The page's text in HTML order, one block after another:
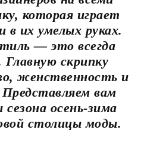
которая играет
в их умелых руках.
— это всегда
Главную скрипку
женственность и
вам
осень-зима
столицы моды.